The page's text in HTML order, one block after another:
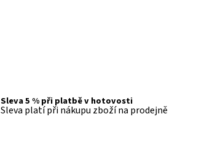
Sleva 5 % při platbě v hotovosti
Sleva platí při nákupu zboží na prodejně